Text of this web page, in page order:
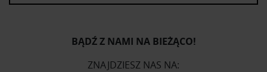
BĄDŹ Z NAMI NA BIEŻĄCO!
ZNAJDZIESZ NAS NA: